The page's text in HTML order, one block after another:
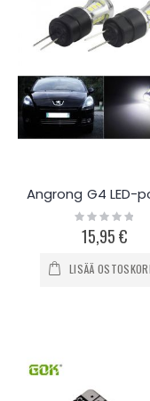
Rating:
0%
15,95 €
LISÄÄ